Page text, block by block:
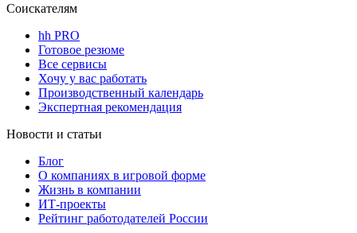
Соискателям
hh PRO
Готовое резюме
Все сервисы
Хочу у вас работать
Производственный календарь
Экспертная рекомендация
Новости и статьи
Блог
О компаниях в игровой форме
Жизнь в компании
ИТ-проекты
Рейтинг работодателей России